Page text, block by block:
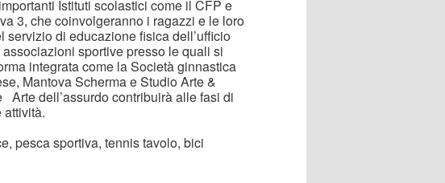
Istituti scolastici come il CFP e
3, che coinvolgeranno i ragazzi e le loro
di educazione fisica dell’ufficio
sportive presso le quali si
integrata come la Società ginnastica
Mantova Scherma e Studio Arte &
Arte dell’assurdo contribuirà alle fasi di
pesca sportiva, tennis tavolo, bici